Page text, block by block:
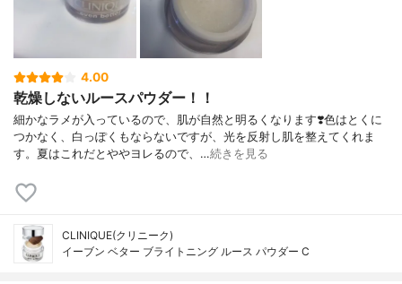
4.00
乾燥しないルースパウダー！！
細かなラメが入っているので、肌が自然と明るくなります❣️色はとくに
つかなく、白っぽくもならないですが、光を反射し肌を整えてくれま
す。夏はこれだとややヨレるので、…続きを見る
CLINIQUE(クリニーク)
イーブン ベター ブライトニング ルース パウダー C